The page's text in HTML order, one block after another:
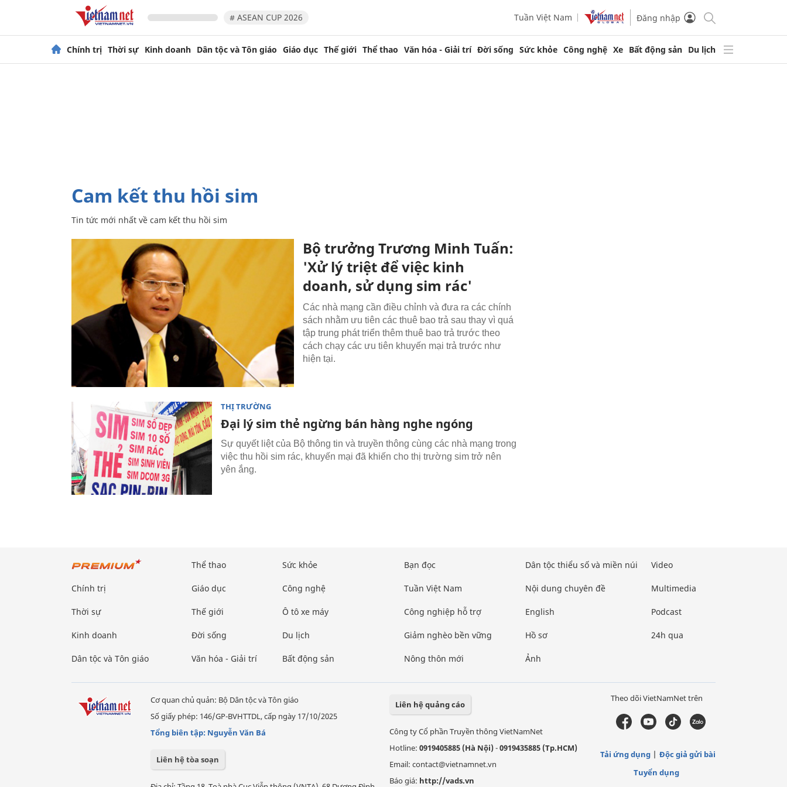
# ASEAN CUP 2026 Tuần Việt Nam Đăng nhập
Chính trị Thời sự Kinh doanh Dân tộc và Tôn giáo Giáo dục Thế giới Thể thao Văn hóa - Giải trí Đời sống Sức khỏe Công nghệ Xe Bất động sản Du lịch
cam kết thu hồi sim
Tin tức mới nhất về cam kết thu hồi sim
Bộ trưởng Trương Minh Tuấn:
'Xử lý triệt để việc kinh
doanh, sử dụng sim rác'
Các nhà mạng cần điều chỉnh và đưa ra các chính
sách nhằm ưu tiên các thuê bao trả sau thay vì quá
tập trung phát triển thêm thuê bao trả trước theo
cách chạy các ưu tiên khuyến mại trả trước như
hiện tại.
THỊ TRƯỜNG
Đại lý sim thẻ ngừng bán hàng nghe ngóng
Sự quyết liệt của Bộ thông tin và truyền thông cùng các nhà mạng trong
việc thu hồi sim rác, khuyến mại đã khiến cho thị trường sim trở nên
yên ắng.
Chính trị
Thời sự
Kinh doanh
Dân tộc và Tôn giáo
Thể thao
Giáo dục
Thế giới
Đời sống
Văn hóa - Giải trí
Sức khỏe
Công nghệ
Ô tô xe máy
Du lịch
Bất động sản
Bạn đọc
Tuần Việt Nam
Công nghiệp hỗ trợ
Giảm nghèo bền vững
Nông thôn mới
Dân tộc thiểu số và miền núi
Nội dung chuyên đề
English
Hồ sơ
Ảnh
Video
Multimedia
Podcast
24h qua
Cơ quan chủ quản: Bộ Dân tộc và Tôn giáo
Số giấy phép: 146/GP-BVHTTDL, cấp ngày 17/10/2025
Tổng biên tập: Nguyễn Văn Bá
Liên hệ tòa soạn
Liên hệ quảng cáo
Công ty Cổ phần Truyền thông VietNamNet
Hotline: 0919405885 (Hà Nội)-0919435885 (Tp.HCM)
Email: contact@vietnamnet.vn
Báo giá: http://vads.vn
Theo dõi VietNamNet trên
Tải ứng dụng
Độc giả gửi bài
Tuyển dụng